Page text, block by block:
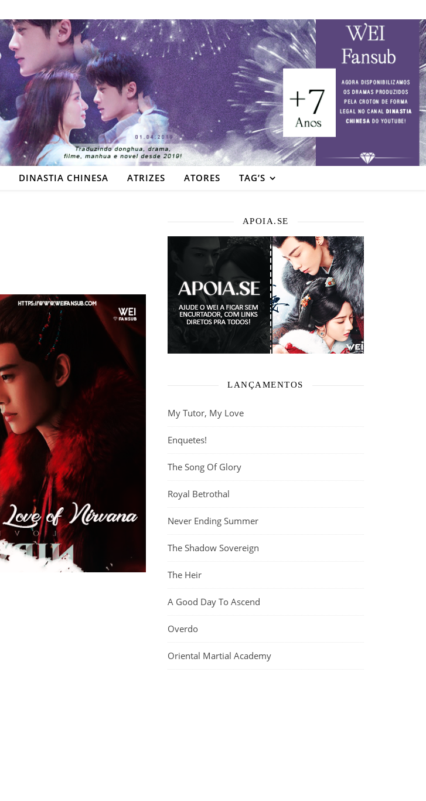
DINASTIA CHINESA ATRIZES ATORES TAG’S
APOIA.SE
LANÇAMENTOS
My Tutor, My Love
Enquetes!
The Song Of Glory
Royal Betrothal
Never Ending Summer
The Shadow Sovereign
The Heir
A Good Day To Ascend
Overdo
Oriental Martial Academy